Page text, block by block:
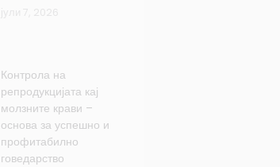
Контрола на
репродукцијата кај
молзните крави –
основа за успешно и
профитабилно
говедарство